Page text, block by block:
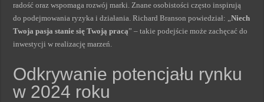
radość oraz wspomaga rozwój marki. Znane osobistości często inspirują
do podejmowania ryzyka i działania. Richard Branson powiedział: „Niech
Twoja pasja stanie się Twoją pracą” – takie podejście może zachęcać do
inwestycji w realizację marzeń.
Odkrywanie potencjału rynku
w 2024 roku